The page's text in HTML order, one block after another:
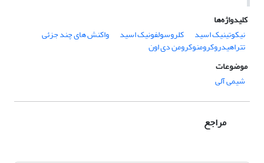
کلیدواژه‌ها
نیکوتینیک اسید
کلروسولفونیک اسید واکنش های چند جزئی
تتراهیدروکرومنوکرومن دی اون
موضوعات
شیمی آلی
مراجع